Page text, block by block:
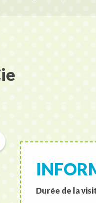
Durée de la